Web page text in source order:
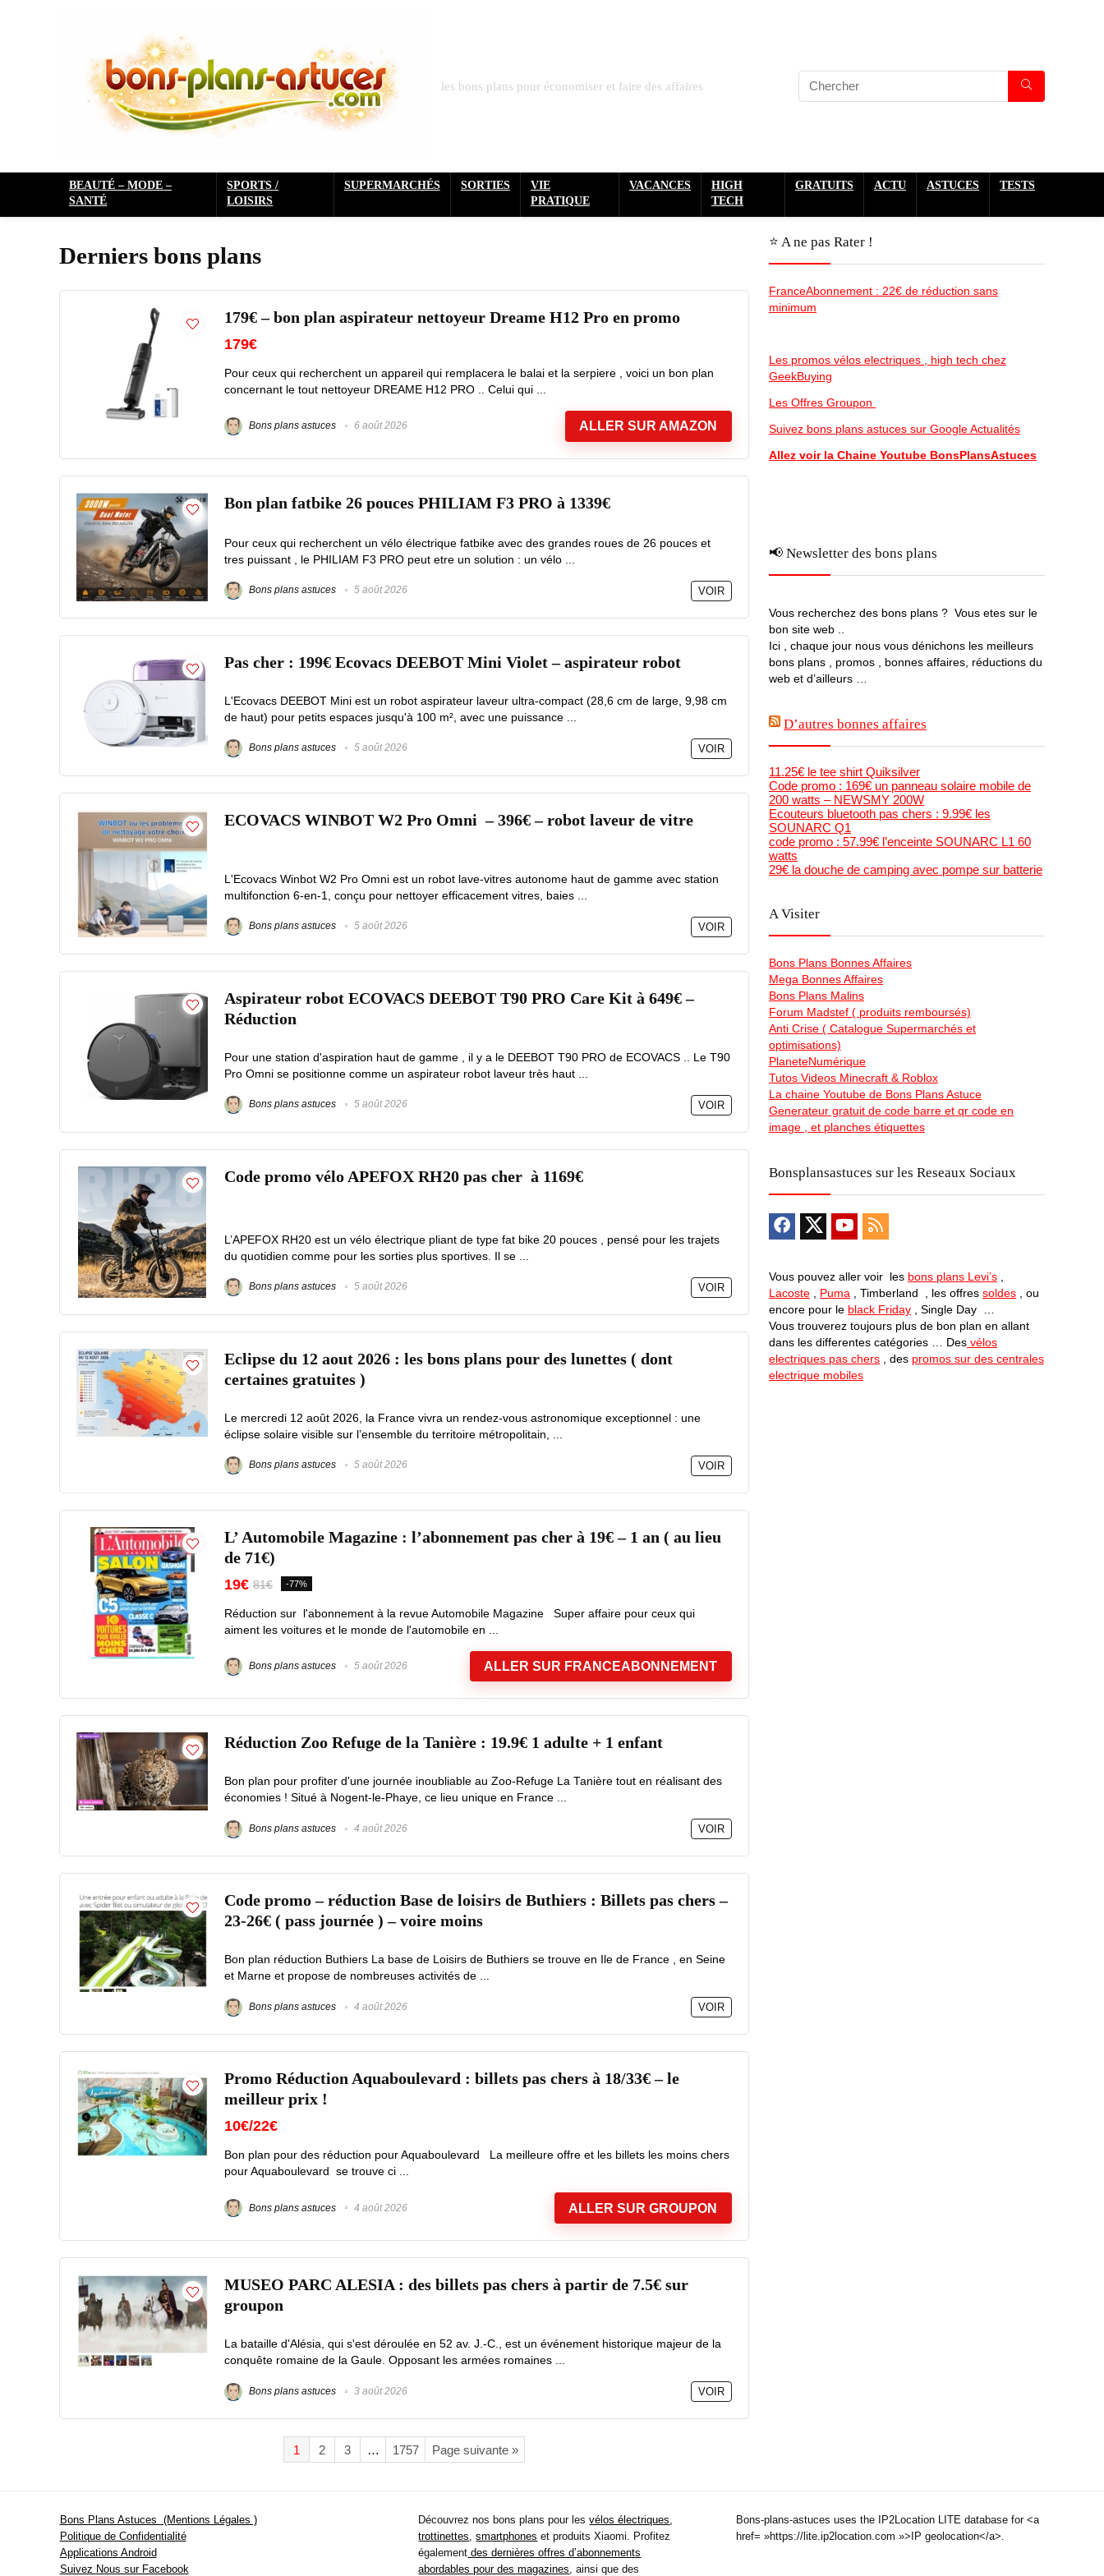
les bons plans pour économiser et faire des affaires
BEAUTÉ – MODE –
SANTÉ
SPORTS /
LOISIRS
SUPERMARCHÉS SORTIES
VIE
PRATIQUE
VACANCES
HIGH
TECH
GRATUITS ACTU ASTUCES TESTS
Derniers bons plans
179€ – bon plan aspirateur nettoyeur Dreame H12 Pro en promo
179€
Pour ceux qui recherchent un appareil qui remplacera le balai et la serpiere , voici un bon plan
concernant le tout nettoyeur DREAME H12 PRO .. Celui qui ...
Bons plans astuces 6 août 2026 ALLER SUR AMAZON
Bon plan fatbike 26 pouces PHILIAM F3 PRO à 1339€
Pour ceux qui recherchent un vélo électrique fatbike avec des grandes roues de 26 pouces et
tres puissant , le PHILIAM F3 PRO peut etre un solution : un vélo ...
Bons plans astuces 5 août 2026 VOIR
Pas cher : 199€ Ecovacs DEEBOT Mini Violet – aspirateur robot
L'Ecovacs DEEBOT Mini est un robot aspirateur laveur ultra-compact (28,6 cm de large, 9,98 cm
de haut) pour petits espaces jusqu'à 100 m², avec une puissance ...
Bons plans astuces 5 août 2026 VOIR
ECOVACS WINBOT W2 Pro Omni – 396€ – robot laveur de vitre
L'Ecovacs Winbot W2 Pro Omni est un robot lave-vitres autonome haut de gamme avec station
multifonction 6-en-1, conçu pour nettoyer efficacement vitres, baies ...
Bons plans astuces 5 août 2026 VOIR
Aspirateur robot ECOVACS DEEBOT T90 PRO Care Kit à 649€ –
Réduction
Pour une station d'aspiration haut de gamme , il y a le DEEBOT T90 PRO de ECOVACS .. Le T90
Pro Omni se positionne comme un aspirateur robot laveur très haut ...
Bons plans astuces 5 août 2026 VOIR
Code promo vélo APEFOX RH20 pas cher à 1169€
L’APEFOX RH20 est un vélo électrique pliant de type fat bike 20 pouces , pensé pour les trajets
du quotidien comme pour les sorties plus sportives. Il se ...
Bons plans astuces 5 août 2026 VOIR
Eclipse du 12 aout 2026 : les bons plans pour des lunettes ( dont
certaines gratuites )
Le mercredi 12 août 2026, la France vivra un rendez-vous astronomique exceptionnel : une
éclipse solaire visible sur l’ensemble du territoire métropolitain, ...
Bons plans astuces 5 août 2026 VOIR
L’ Automobile Magazine : l’abonnement pas cher à 19€ – 1 an ( au lieu
de 71€)
19€ 81€ -77%
Réduction sur l'abonnement à la revue Automobile Magazine Super affaire pour ceux qui
aiment les voitures et le monde de l'automobile en ...
Bons plans astuces 5 août 2026 ALLER SUR FRANCEABONNEMENT
Réduction Zoo Refuge de la Tanière : 19.9€ 1 adulte + 1 enfant
Bon plan pour profiter d'une journée inoubliable au Zoo-Refuge La Tanière tout en réalisant des
économies ! Situé à Nogent-le-Phaye, ce lieu unique en France ...
Bons plans astuces 4 août 2026 VOIR
Code promo – réduction Base de loisirs de Buthiers : Billets pas chers –
23-26€ ( pass journée ) – voire moins
Bon plan réduction Buthiers La base de Loisirs de Buthiers se trouve en Ile de France , en Seine
et Marne et propose de nombreuses activités de ...
Bons plans astuces 4 août 2026 VOIR
Promo Réduction Aquaboulevard : billets pas chers à 18/33€ – le
meilleur prix !
10€/22€
Bon plan pour des réduction pour Aquaboulevard La meilleure offre et les billets les moins chers
pour Aquaboulevard se trouve ci ...
Bons plans astuces 4 août 2026 ALLER SUR GROUPON
MUSEO PARC ALESIA : des billets pas chers à partir de 7.5€ sur
groupon
La bataille d'Alésia, qui s'est déroulée en 52 av. J.-C., est un événement historique majeur de la
conquête romaine de la Gaule. Opposant les armées romaines ...
Bons plans astuces 3 août 2026 VOIR
1 2 3 … 1757 Page suivante »
⭐️ A ne pas Rater !
FranceAbonnement : 22€ de réduction sans
minimum
Les promos vélos electriques , high tech chez
GeekBuying
Les Offres Groupon
Suivez bons plans astuces sur Google Actualités
Allez voir la Chaine Youtube BonsPlansAstuces
📢 Newsletter des bons plans
Vous recherchez des bons plans ? Vous etes sur le
bon site web ..
Ici , chaque jour nous vous dénichons les meilleurs
bons plans , promos , bonnes affaires, réductions du
web et d’ailleurs …
D’autres bonnes affaires
11.25€ le tee shirt Quiksilver
Code promo : 169€ un panneau solaire mobile de
200 watts – NEWSMY 200W
Ecouteurs bluetooth pas chers : 9.99€ les
SOUNARC Q1
code promo : 57.99€ l’enceinte SOUNARC L1 60
watts
29€ la douche de camping avec pompe sur batterie
A Visiter
Bons Plans Bonnes Affaires
Mega Bonnes Affaires
Bons Plans Malins
Forum Madstef ( produits remboursés)
Anti Crise ( Catalogue Supermarchés et
optimisations)
PlaneteNumérique
Tutos Videos Minecraft & Roblox
La chaine Youtube de Bons Plans Astuce
Generateur gratuit de code barre et qr code en
image , et planches étiquettes
Bonsplansastuces sur les Reseaux Sociaux
Vous pouvez aller voir les bons plans Levi’s
Lacoste
Puma , Timberland , les offres soldes , ou
encore pour le black Friday , Single Day …
Vous trouverez toujours plus de bon plan en allant
dans les differentes catégories … Des vélos
electriques pas chers , des promos sur des centrales
electrique mobiles
Bons Plans Astuces (Mentions Légales )
Politique de Confidentialité
Applications Android
Suivez Nous sur Facebook
Découvrez nos bons plans pour lesvélos électriques,
trottinettes,smartphones et produits Xiaomi. Profitez
également des dernières offres d’abonnements
abordables pour des magazines, ainsi que des
Bons-plans-astuces uses the IP2Location LITE database for <a
href= »https://lite.ip2location.com »>IP geolocation</a>.